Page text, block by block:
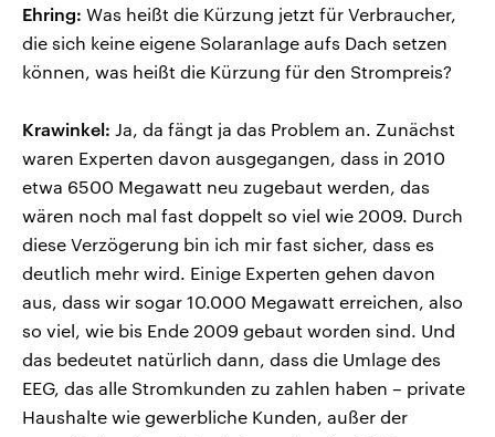
Ehring: Was heißt die Kürzung jetzt für Verbraucher,
die sich keine eigene Solaranlage aufs Dach setzen
können, was heißt die Kürzung für den Strompreis?
Krawinkel: Ja, da fängt ja das Problem an. Zunächst
waren Experten davon ausgegangen, dass in 2010
etwa 6500 Megawatt neu zugebaut werden, das
wären noch mal fast doppelt so viel wie 2009. Durch
diese Verzögerung bin ich mir fast sicher, dass es
deutlich mehr wird. Einige Experten gehen davon
aus, dass wir sogar 10.000 Megawatt erreichen, also
so viel, wie bis Ende 2009 gebaut worden sind. Und
das bedeutet natürlich dann, dass die Umlage des
EEG, das alle Stromkunden zu zahlen haben – private
Haushalte wie gewerbliche Kunden, außer der